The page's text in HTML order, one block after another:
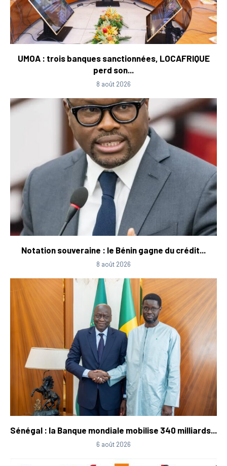
UMOA : trois banques sanctionnées, LOCAFRIQUE
perd son...
8 août 2026
Notation souveraine : le Bénin gagne du crédit...
8 août 2026
Sénégal : la Banque mondiale mobilise 340 milliards...
6 août 2026